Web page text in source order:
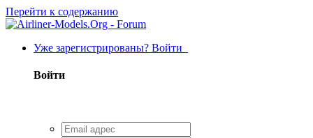
Перейти к содержанию
Уже зарегистрированы? Войти
Войти